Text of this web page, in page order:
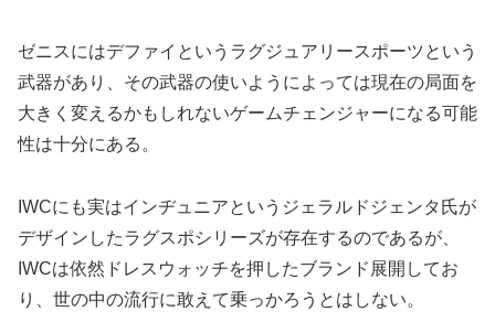
ゼニスにはデファイというラグジュアリースポーツという
武器があり、その武器の使いようによっては現在の局面を
大きく変えるかもしれないゲームチェンジャーになる可能
性は十分にある。
IWCにも実はインヂュニアというジェラルドジェンタ氏が
デザインしたラグスポシリーズが存在するのであるが、
IWCは依然ドレスウォッチを押したブランド展開してお
り、世の中の流行に敢えて乗っかろうとはしない。